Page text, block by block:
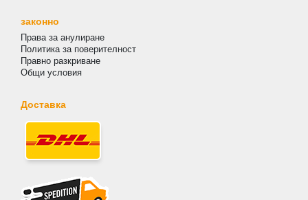
законно
Права за анулиране
Политика за поверителност
Правно разкриване
Общи условия
Доставка